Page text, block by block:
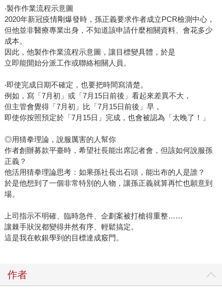
‧製作作業流程示意圖
2020年新冠疫情剛爆發時，孫正義要求作者成立PCR檢測中心，
但他並非醫療專業出身，不知道該申請什麼相關資料、會花多少
成本。
因此，他製作作業流程示意圖，讓目標變具體，於是
立即能開始分派工作或聯絡相關人員。
‧即使完成日期不確定，也要把時間寫清楚。
例如，寫「7月初」或「7月15日前後」看起來差異不大，
但主管會覺得「7月初」比「7月15日前後」早，
即使你按照預定於「7月15日」完成，也會被認為「太晚了！」
◎用猜拳理論，說服厲害的人幫你
作者創辦募款平臺時，希望社長能出席記者會，但該如何說服孫
正義？
他活用猜拳理論思考：如果孫社長出石頭，能出布的人是誰？
於是他想到了一個非常特別的人物，讓孫正義就算再忙也願意到
場。
上司指示不明確、臨時急件、企劃案被打槍得重整……
讓棘手狀況都變得井然有序、輕鬆搞定。
這是我在軟銀學到的目標達成竅門。
作者